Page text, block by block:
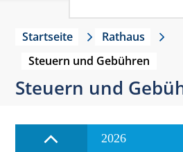
Startseite
Rathaus
Steuern und Gebühren
Steuern und
2026